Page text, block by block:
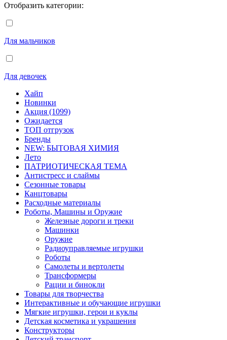
Отобразить категории:
Для мальчиков
Для девочек
Хайп
Новинки
Акция (1099)
Ожидается
ТОП отгрузок
Бренды
NEW: БЫТОВАЯ ХИМИЯ
Лето
ПАТРИОТИЧЕСКАЯ ТЕМА
Антистресс и слаймы
Сезонные товары
Канцтовары
Расходные материалы
Роботы, Машины и Оружие
Железные дороги и треки
Машинки
Оружие
Радиоуправляемые игрушки
Роботы
Самолеты и вертолеты
Трансформеры
Рации и бинокли
Товары для творчества
Интерактивные и обучающие игрушки
Мягкие игрушки, герои и куклы
Детская косметика и украшения
Конструкторы